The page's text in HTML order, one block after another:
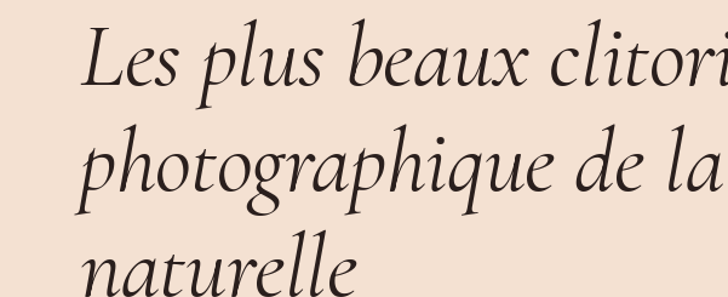
Les plus beaux
photographique de la
naturelle